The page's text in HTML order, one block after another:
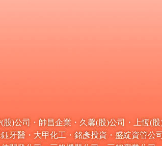
)公司・帥昌企業・久馨(股)公司・上恆(股
牙醫・大甲化工・銘彥投資・盛綻資管公